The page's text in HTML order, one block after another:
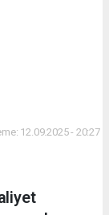
12.09.2025 - 20:27